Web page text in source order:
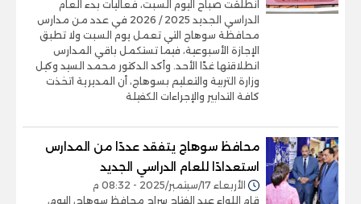
انطلقت صباح اليوم السبت، فعاليات بدء العام
الدراسي الجديد 2025 / 2026 في عدد من مدارس
محافظة سوهاج التي تعمل يوم السبت ولا تطبق
الإجازة الأسبوعية، فيما تستكمل باقي المدارس
انطلاقتها غدًا الأحد. وأكد الدكتور محمد السيد وكيل
وزارة التربية والتعليم بسوهاج، أن المديرية اتخذت
كافة التدابير والإجراءات الكفيلة
محافظ سوهاج يتفقد عددًا من المدارس
استعدادًا للعام الدراسي الجديد
الأربعاء 17/سبتمبر/2025 - 08:32 م
قام اللواء عبد الفتاح سراج محافظ سوهاج، اليوم،